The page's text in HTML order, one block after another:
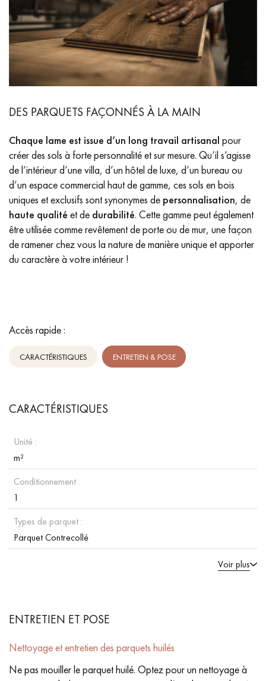
DES PARQUETS FAÇONNÉS À LA MAIN
Chaque lame est issue d’un long travail artisanal pour
créer des sols à forte personnalité et sur mesure. Qu’il s’agisse
de l’intérieur d’une villa, d’un hôtel de luxe, d’un bureau ou
d’un espace commercial haut de gamme, ces sols en bois
uniques et exclusifs sont synonymes de personnalisation, de
haute qualité et de durabilité. Cette gamme peut également
être utilisée comme revêtement de porte ou de mur, une façon
de ramener chez vous la nature de manière unique et apporter
du caractère à votre intérieur !
Accès rapide :
CARACTÉRISTIQUES ENTRETIEN & POSE
CARACTÉRISTIQUES
Unité :
m²
Conditionnement :
1
Types de parquet :
Parquet Contrecollé
Voir plus
ENTRETIEN ET POSE
Nettoyage et entretien des parquets huilés
Ne pas mouiller le parquet huilé. Optez pour un nettoyage à